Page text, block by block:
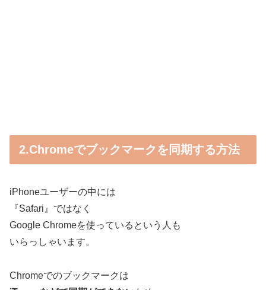
2.Chromeでブックマークを同期する方法
iPhoneユーザーの中には
『Safari』ではなく
Google Chromeを使っているという人も
いらっしゃいます。
Chromeでのブックマークは